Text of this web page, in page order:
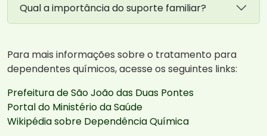
Qual a importância do suporte familiar?
Para mais informações sobre o tratamento para
dependentes químicos, acesse os seguintes links:
Prefeitura de São João das Duas Pontes
Portal do Ministério da Saúde
Wikipédia sobre Dependência Química